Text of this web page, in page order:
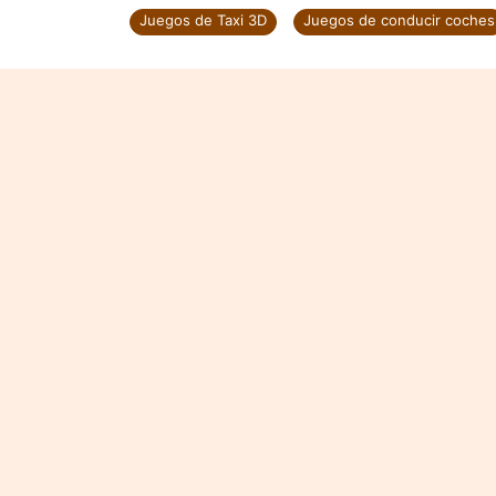
Juegos de Taxi 3D Juegos de conducir coches